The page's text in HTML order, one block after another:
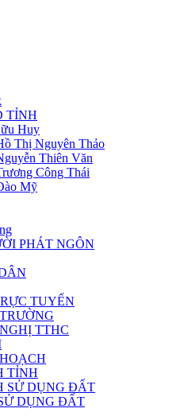
TỈNH
Huy
Thị Nguyên Thảo
Thiên Văn
Công Thái
Mỹ
PHÁT NGÔN
TUYẾN
TTHC
TỈNH
SỬ DỤNG ĐẤT
DỤNG ĐẤT